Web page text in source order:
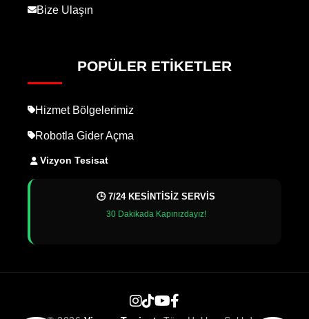
Bize Ulaşın
POPÜLER ETIKETLER
Hizmet Bölgelerimiz
Robotla Gider Açma
Vizyon Tesisat
🕒 7/24 KESİNTİSİZ SERVİS
30 Dakikada Kapınızdayız!